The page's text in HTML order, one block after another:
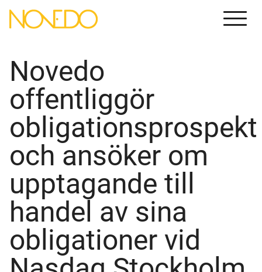
Menu
Novedo
offentliggör
obligationsprospekt
och ansöker om
upptagande till
handel av sina
obligationer vid